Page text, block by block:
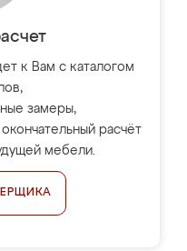
к Вам с каталогом
замеры,
расчёт
мебели.